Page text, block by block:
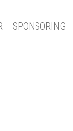
SPONSORING